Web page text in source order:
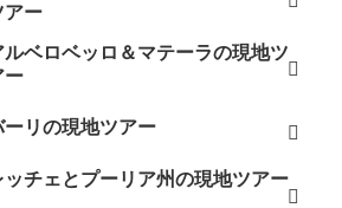
アー
ルベロベッロ＆マテーラの現地ツ
ー
ーリの現地ツアー
ッチェとプーリア州の現地ツアー